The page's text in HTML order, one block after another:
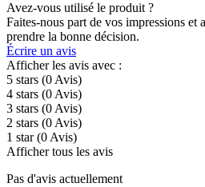
Avez-vous utilisé le produit ?
Faites-nous part de vos impressions et
prendre la bonne décision.
Écrire un avis
Afficher les avis avec :
5 stars (0Avis)
4 stars (0Avis)
3 stars (0Avis)
2 stars (0Avis)
1 star (0Avis)
Afficher tous les avis
Pas d'avis actuellement